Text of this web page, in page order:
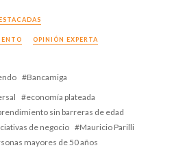
OPINIÓN EXPERTA
Bancamiga
economía plateada
sin barreras de edad
de negocio
Mauricio Parilli
mayores de 50 años